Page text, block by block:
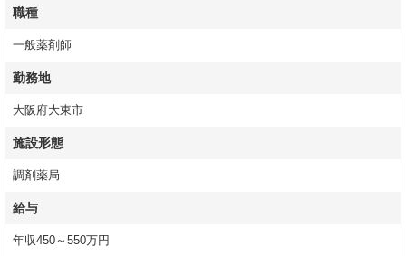
職種
一般薬剤師
勤務地
大阪府大東市
施設形態
調剤薬局
給与
年収450～550万円